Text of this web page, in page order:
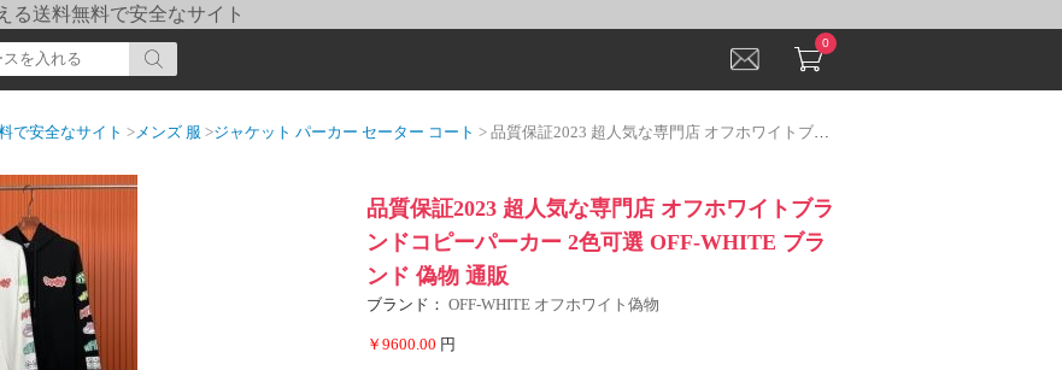
る送料無料で安全なサイト
0
で安全なサイト >メンズ 服 >ジャケット パーカー セーター コート > 品質保証2023 超人気な専門店 オフホワイトブランドコピーパーカー 2色可選 OFF-WHITE ブランド 偽物 通販
品質保証2023 超人気な専門店 オフホワイトブラ
ンドコピーパーカー 2色可選 OFF-WHITE ブラ
ンド 偽物 通販
ブランド： OFF-WHITE オフホワイト偽物
￥9600.00 円